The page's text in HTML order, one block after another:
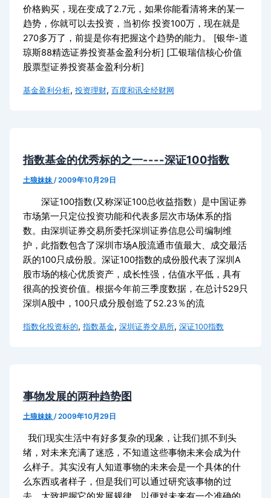
价格购买，现在变成了2.7元，如果你能看清将来的某一
趋势，你就可以去投资，当初你 投资100万，现在就是
270多万了，前提是你有把握这个趋势的能力。 [银华-道
琼斯88精选证券投资基金盈利分析] [工银瑞信核心价值
股票型证券投资基金盈利分析]
基金盈利分析, 投资理财, 百度和讯全经财网
指数基金的优秀标的之一----深证100指数
土狼妹妹 /2009年10月29日
深证100指数(又称深证100总收益指数）是中国证券
市场第一只定位投资功能和代表多层次市场体系的指
数。由深圳证券交易所委托深圳证券信息公司编制维
护，此指数包含了深圳市场A股流通市值最大、成交最活
跃的100只成份股。深证100指数的成份股代表了深圳A
股市场的核心优质资产，成长性强，估值水平低，具有
很高的投资价值。根据今年前三季度数据，在总计529只
深圳A股中，100只成分股创造了52.23％的流
指数化投资标的, 指数基金, 深圳证券交易所, 深证100指数
事物发展的两种趋势图
土狼妹妹 /2009年10月29日
我们现实生活中有好多复杂的现象，让我们抓不到头
绪，对未来充满了迷惑，不知道这些事物未来会成为什
么样子。其实没有人知道事物的未来会是一个具体的什
么东西或者样子，但是我们可以通过研究该事物的过